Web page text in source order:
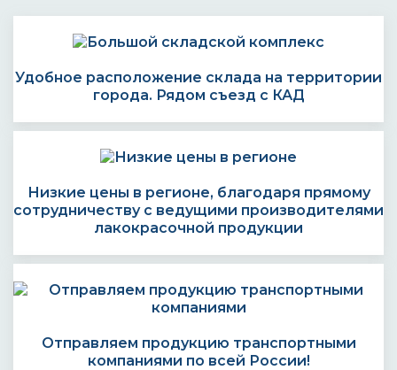
Удобное расположение склада на территории
города. Рядом съезд с КАД
Низкие цены в регионе, благодаря прямому
сотрудничеству с ведущими производителями
лакокрасочной продукции
Отправляем продукцию транспортными
компаниями по всей России!